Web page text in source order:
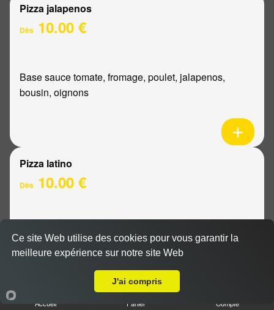
Pizza jalapenos
Dès 10.00 €
Base sauce tomate, fromage, poulet, jalapenos,
bousin, oignons
Pizza latino
Dès 10.00 €
Base sauce tomate, fromage, viande hachée, oignons,
sauce barbecue
Accueil Panier Compte
Ce site Web utilise des cookies pour vous garantir la
meilleure expérience sur notre site Web
J'ai compris